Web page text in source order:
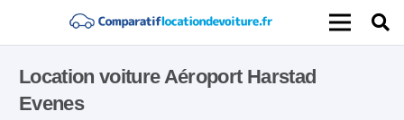
Location voiture Aéroport Harstad
Evenes